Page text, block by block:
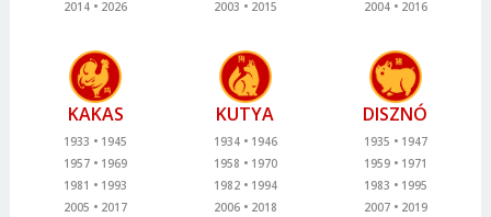
2014
2026
2003
2015
2004
2016
KAKAS
1933
1945
1957
1969
1981
1993
2005
2017
KUTYA
1934
1946
1958
1970
1982
1994
2006
2018
DISZNÓ
1935
1947
1959
1971
1983
1995
2007
2019